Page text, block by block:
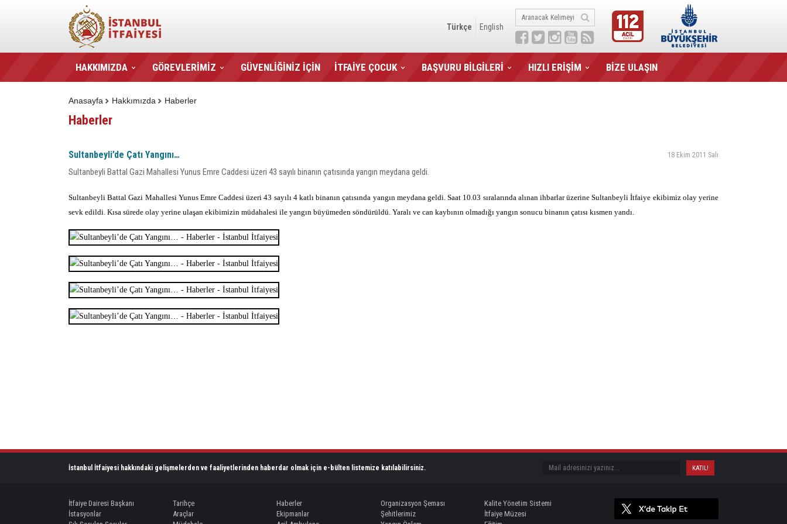
Türkçe English
HAKKIMIZDA GÖREVLERİMİZ GÜVENLİĞİNİZ İÇİN İTFAİYE ÇOCUK BAŞVURU BİLGİLERİ HIZLI ERİŞİM BİZE ULAŞIN
Haberler
Hakkımızda
Anasayfa
Haberler
Sultanbeyli’de Çatı Yangını… 18 Ekim 2011 Salı
Sultanbeyli Battal Gazi Mahallesi Yunus Emre Caddesi üzeri 43 sayılı binanın çatısında yangın meydana geldi.
Sultanbeyli Battal Gazi Mahallesi Yunus Emre Caddesi üzeri 43 sayılı 4 katlı binanın çatısında yangın meydana geldi. Saat 10.03 sıralarında alınan ihbarlar üzerine Sultanbeyli İtfaiye ekibimiz olay yerine
sevk edildi. Kısa sürede olay yerine ulaşan ekibimizin müdahalesi ile yangın büyümeden söndürüldü. Yaralı ve can kaybının olmadığı yangın sonucu binanın çatısı kısmen yandı.
İstanbul İtfaiyesi hakkındaki gelişmelerden ve faaliyetlerinden haberdar olmak için e-bülten listemize katılabilirsiniz.
İtfaiye Dairesi Başkanı Tarihçe Haberler Organizasyon Şeması
Kalite Yönetim Sistemi
İstasyonlar
Araçlar Ekipmanlar Şehitlerimiz
İtfaiye Müzesi